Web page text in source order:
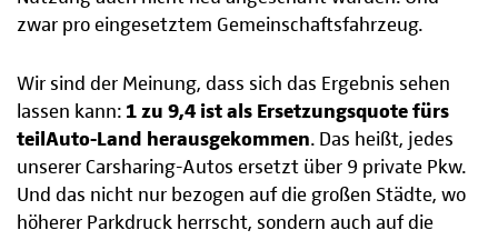
zwar pro eingesetztem Gemeinschaftsfahrzeug.
Wir sind der Meinung, dass sich das Ergebnis sehen
lassen kann: 1 zu 9,4 ist als Ersetzungsquote fürs
teilAuto-Land herausgekommen. Das heißt, jedes
unserer Carsharing-Autos ersetzt über 9 private Pkw.
Und das nicht nur bezogen auf die großen Städte, wo
höherer Parkdruck herrscht, sondern auch auf die